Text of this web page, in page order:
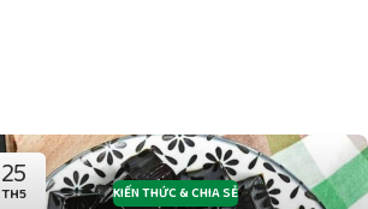
25
TH5 KIẾN THỨC & CHIA SẺ